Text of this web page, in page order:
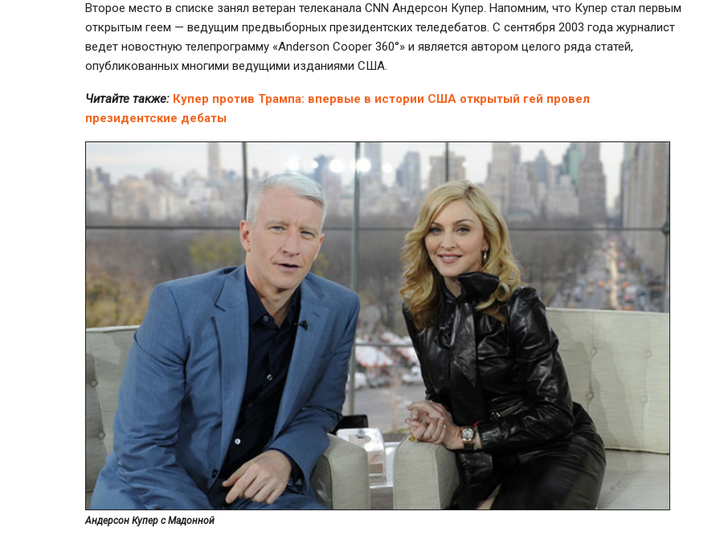
Второе место в списке занял ветеран телеканала CNN Андерсон Купер. Напомним, что Купер стал первым
открытым геем — ведущим предвыборных президентских теледебатов. С сентября 2003 года журналист
ведет новостную телепрограмму «Anderson Cooper 360°» и является автором целого ряда статей,
опубликованных многими ведущими изданиями США.
Читайте также: Купер против Трампа: впервые в истории США открытый гей провел
президентские дебаты
Андерсон Купер с Мадонной